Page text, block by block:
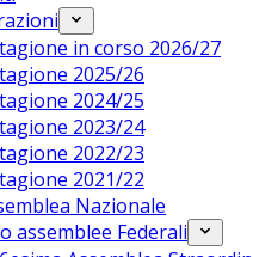
in corso 2026/27
2025/26
2024/25
2023/24
2022/23
2021/22
Nazionale
assemblee Federali